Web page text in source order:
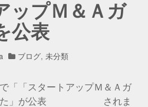
ップＭ＆Ａガ
公表
ブログ, 未分類
「「スタートアップＭ＆Ａガ
ました」が公表 されま